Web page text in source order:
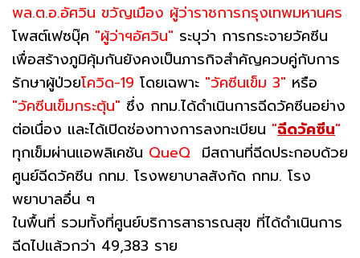
พล.ต.อ.อัศวิน ขวัญเมือง ผู้ว่าราชการกรุงเทพมหานคร
โพสต์เฟซบุ๊ค "ผู้ว่าฯอัศวิน" ระบุว่า การกระจายวัคซีน
เพื่อสร้างภูมิคุ้มกันยังคงเป็นภารกิจสำคัญควบคู่กับการ
รักษาผู้ป่วยโควิด-19 โดยเฉพาะ "วัคซีนเข็ม 3" หรือ
"วัคซีนเข็มกระตุ้น" ซึ่ง กทม.ได้ดำเนินการฉีดวัคซีนอย่าง
ต่อเนื่อง และได้เปิดช่องทางการลงทะเบียน "ฉีดวัคซีน"
ทุกเข็มผ่านแอพลิเคชัน QueQ มีสถานที่ฉีดประกอบด้วย
ศูนย์ฉีดวัคซีน กทม. โรงพยาบาลสังกัด กทม. โรง
พยาบาลอื่น ๆ
ในพื้นที่ รวมทั้งที่ศูนย์บริการสาธารณสุข ที่ได้ดำเนินการ
ฉีดไปแล้วกว่า 49,383 ราย